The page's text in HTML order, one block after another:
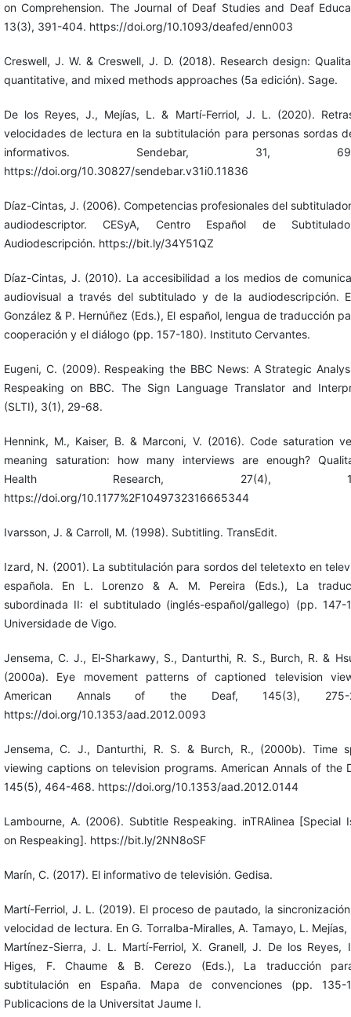
on Comprehension. The Journal of Deaf Studies and Deaf
13(3), 391-404. https://doi.org/10.1093/deafed/enn003
Creswell, J. W. & Creswell, J. D. (2018). Research design:
quantitative, and mixed methods approaches (5a edición). Sage.
De los Reyes, J., Mejías, L. & Martí-Ferriol, J. L. (2020).
velocidades de lectura en la subtitulación para personas sordas
informativos. Sendebar, 31, 69-
https://doi.org/10.30827/sendebar.v31i0.11836
Díaz-Cintas, J. (2006). Competencias profesionales del
audiodescriptor. CESyA, Centro Español de
Audiodescripción. https://bit.ly/34Y51QZ
Díaz-Cintas, J. (2010). La accesibilidad a los medios de
audiovisual a través del subtitulado y de la audiodescripción.
González & P. Hernúñez (Eds.), El español, lengua de traducción
cooperación y el diálogo (pp. 157-180). Instituto Cervantes.
Eugeni, C. (2009). Respeaking the BBC News: A Strategic
Respeaking on BBC. The Sign Language Translator and
(SLTI), 3(1), 29-68.
Hennink, M., Kaiser, B. & Marconi, V. (2016). Code saturation
meaning saturation: how many interviews are enough?
Health Research, 27(4), 1-
https://doi.org/10.1177%2F1049732316665344
Ivarsson, J. & Carroll, M. (1998). Subtitling. TransEdit.
Izard, N. (2001). La subtitulación para sordos del teletexto en
española. En L. Lorenzo & A. M. Pereira (Eds.), La
subordinada II: el subtitulado (inglés-español/gallego) (pp. 147-
Universidade de Vigo.
Jensema, C. J., El-Sharkawy, S., Danturthi, R. S., Burch, R. &
(2000a). Eye movement patterns of captioned television
American Annals of the Deaf, 145(3), 275-
https://doi.org/10.1353/aad.2012.0093
Jensema, C. J., Danturthi, R. S. & Burch, R., (2000b). Time
viewing captions on television programs. American Annals of the
145(5), 464-468. https://doi.org/10.1353/aad.2012.0144
Lambourne, A. (2006). Subtitle Respeaking. inTRAlinea [Special
on Respeaking]. https://bit.ly/2NN8oSF
Marín, C. (2017). El informativo de televisión. Gedisa.
Martí-Ferriol, J. L. (2019). El proceso de pautado, la
velocidad de lectura. En G. Torralba-Miralles, A. Tamayo, L.
Martínez-Sierra, J. L. Martí-Ferriol, X. Granell, J. De los Reyes,
Higes, F. Chaume & B. Cerezo (Eds.), La traducción
subtitulación en España. Mapa de convenciones (pp. 135-
Publicacions de la Universitat Jaume I.